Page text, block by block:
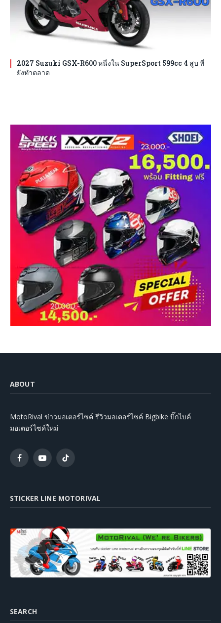
2027 Suzuki GSX-R600 หนึ่งใน SuperSport 599cc 4 สูบ ที่
ยังทำตลาด
ABOUT
MotoRival ข่าวมอเตอร์ไซค์ รีวิวมอเตอร์ไซค์ Bigbike บิ๊กไบค์
มอเตอร์ไซค์ใหม่
FacebookYouTubeTikTok
STICKER LINE MOTORIVAL
SEARCH